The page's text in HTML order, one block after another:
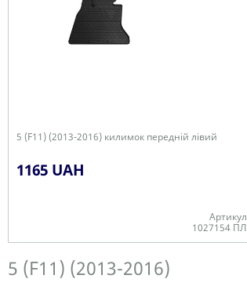
5 (F11) (2013-2016) килимок передній лівий
1165 UAH
Артикул
1027154 ПЛ
5 (F11) (2013-2016)